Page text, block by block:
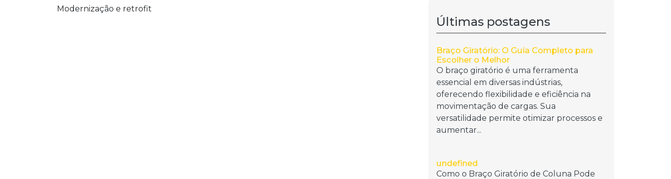
Modernização e retrofit
Últimas postagens
Braço Giratório: O Guia Completo para
Escolher o Melhor
O braço giratório é uma ferramenta
essencial em diversas indústrias,
oferecendo flexibilidade e eficiência na
movimentação de cargas. Sua
versatilidade permite otimizar processos e
aumentar...
undefined
Como o Braço Giratório de Coluna Pode